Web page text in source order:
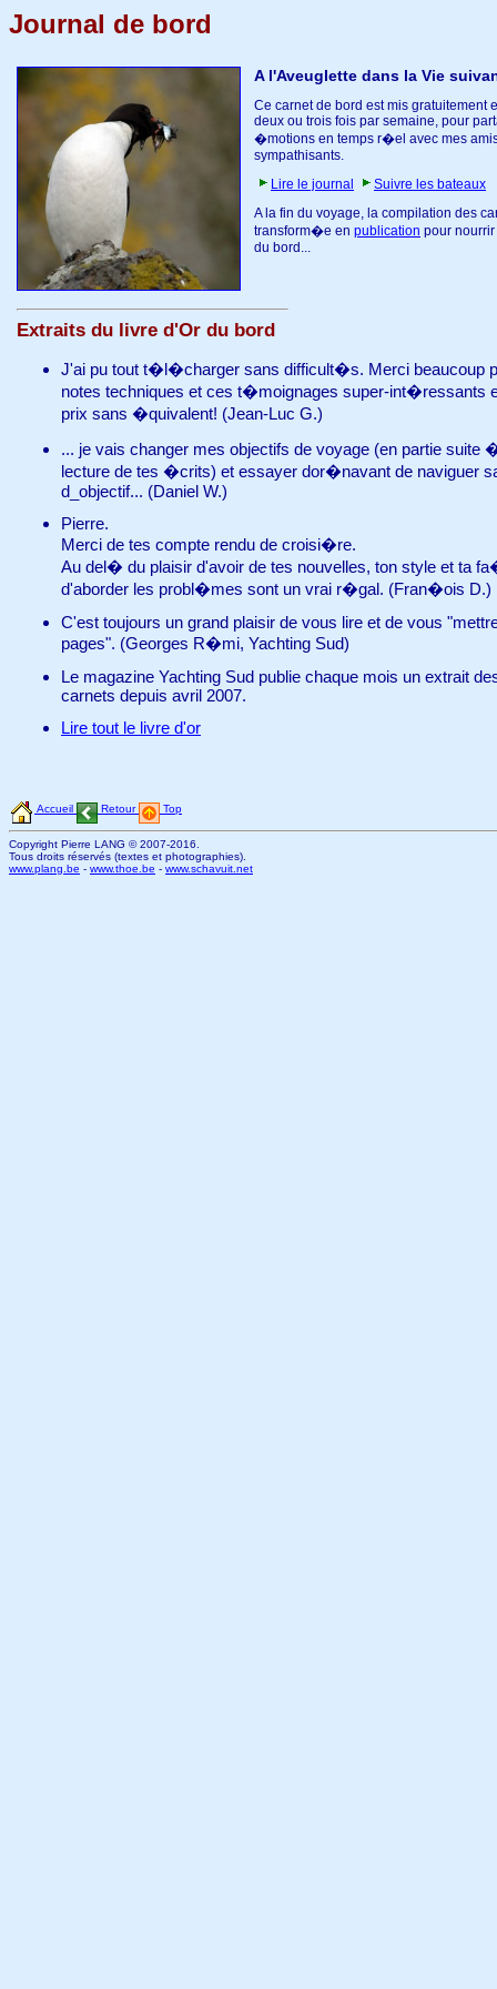
Journal de bord
A l'Aveuglette dans la Vie
Ce carnet de bord est mis gratuitement
deux ou trois fois par semaine, pour
�motions en temps r�el avec mes
sympathisants.
Lire le journal
Suivre les bateaux
A la fin du voyage, la compilation des
transform�e en publication pour
du bord...
Extraits du livre d'Or du bord
J'ai pu tout t�l�charger sans difficult�s. Merci beaucoup
notes techniques et ces t�moignages super-int�ressants
prix sans �quivalent! (Jean-Luc G.)
... je vais changer mes objectifs de voyage (en partie suite
lecture de tes �crits) et essayer dor�navant de naviguer
d_objectif... (Daniel W.)
Pierre.
Merci de tes compte rendu de croisi�re.
Au del� du plaisir d'avoir de tes nouvelles, ton style et ta
d'aborder les probl�mes sont un vrai r�gal. (Fran�ois D.)
C'est toujours un grand plaisir de vous lire et de vous
pages". (Georges R�mi, Yachting Sud)
Le magazine Yachting Sud publie chaque mois un extrait
carnets depuis avril 2007.
Lire tout le livre d'or
Accueil Retour Top
Copyright Pierre LANG © 2007-2016.
Tous droits réservés (textes et photographies).
www.plang.be - www.thoe.be - www.schavuit.net